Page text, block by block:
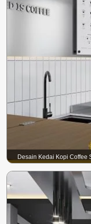
Desain Kedai Kopi Coffee